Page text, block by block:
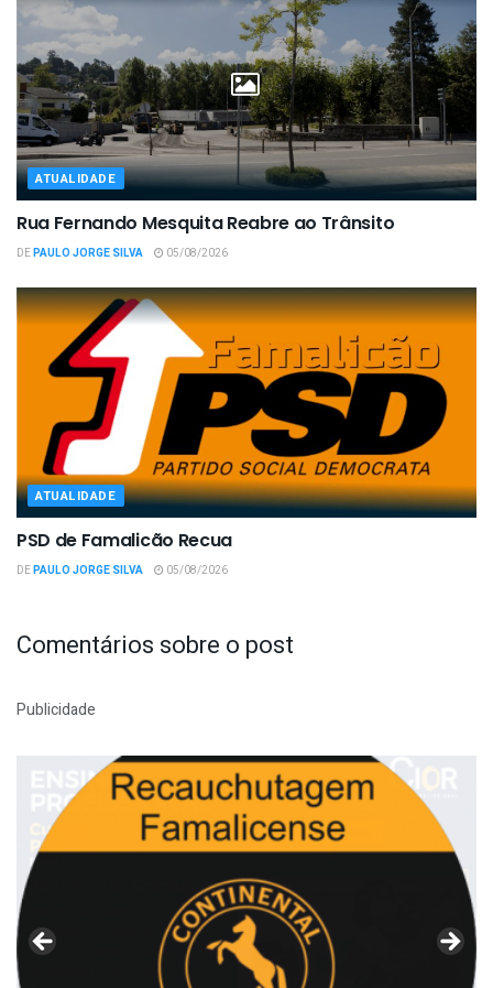
ATUALIDADE
Rua Fernando Mesquita Reabre ao Trânsito
DEPAULO JORGE SILVA 05/08/2026
ATUALIDADE
PSD de Famalicão Recua
DEPAULO JORGE SILVA 05/08/2026
Comentários sobre o post
Publicidade